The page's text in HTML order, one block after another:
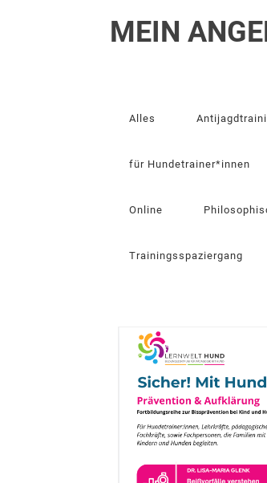
MEIN
Alles
für Hundetrainer*innen
Online
Trainingsspaziergang